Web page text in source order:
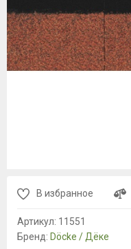
В избранное
Артикул: 11551
Бренд: Döcke / Дёке